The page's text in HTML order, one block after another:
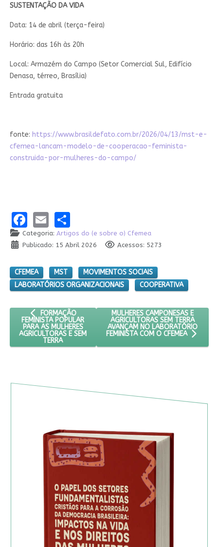
SUSTENTAÇÃO DA VIDA
Data: 14 de abril (terça-feira)
Horário: das 16h às 20h
Local: Armazém do Campo (Setor Comercial Sul, Edifício
Denasa, térreo, Brasília)
Entrada gratuita
fonte: https://www.brasildefato.com.br/2026/04/13/mst-e-
cfemea-lancam-modelo-de-cooperacao-feminista-
construida-por-mulheres-do-campo/
Facebook
EmailShare
Categoria: Artigos do (e sobre o) Cfemea
Publicado: 15 Abril 2026
Acessos: 5273
CFEMEA MST
MOVIMENTOS SOCIAIS
LABORATÓRIOS ORGANIZACIONAIS
COOPERATIVA
ARTIGO ANTERIOR: FORMAÇÃO FEMINISTA POPULAR PARA
FORMAÇÃO
FEMINISTA POPULAR
PARA AS MULHERES
AGRICULTORAS E SEM
TERRA
PRÓXIMO ARTIGO: MULHERES
MULHERES CAMPONESAS E
AGRICULTORAS SEM TERRA
AVANÇAM NO LABORATÓRIO
FEMINISTA COM O CFEMEA